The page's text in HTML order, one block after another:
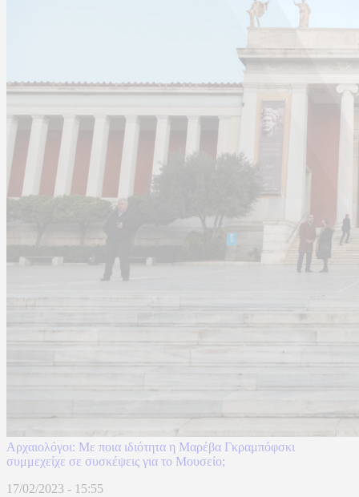
Αρχαιολόγοι: Με ποια ιδιότητα η Μαρέβα Γκραμπόφσκι
συμμεχείχε σε συσκέψεις για το Μουσείο;
17/02/2023 - 15:55